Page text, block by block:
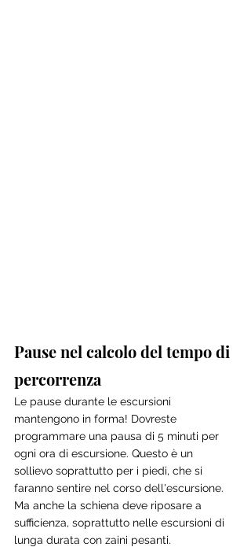
Pause nel calcolo del tempo di
percorrenza
Le pause durante le escursioni
mantengono in forma! Dovreste
programmare una pausa di 5 minuti per
ogni ora di escursione. Questo è un
sollievo soprattutto per i piedi, che si
faranno sentire nel corso dell'escursione.
Ma anche la schiena deve riposare a
sufficienza, soprattutto nelle escursioni di
lunga durata con zaini pesanti.